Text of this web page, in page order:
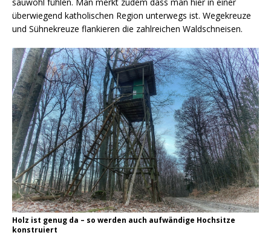
überwiegend katholischen Region unterwegs ist. Wegekreuze
und Sühnekreuze flankieren die zahlreichen Waldschneisen.
Holz ist genug da – so werden auch aufwändige Hochsitze
konstruiert